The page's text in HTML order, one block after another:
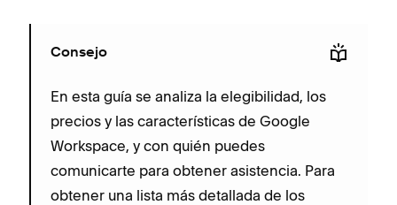
Consejo
En esta guía se analiza la elegibilidad, los
precios y las características de Google
Workspace, y con quién puedes
comunicarte para obtener asistencia. Para
obtener una lista más detallada de los